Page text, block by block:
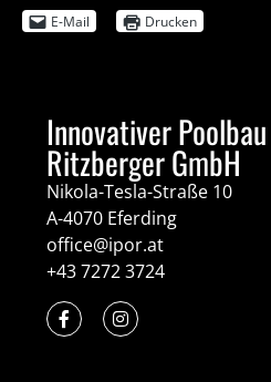
E-Mail
Drucken
Innovativer Poolbau
Ritzberger GmbH
Nikola-Tesla-Straße 10
A-4070 Eferding
office@ipor.at
+43 7272 3724